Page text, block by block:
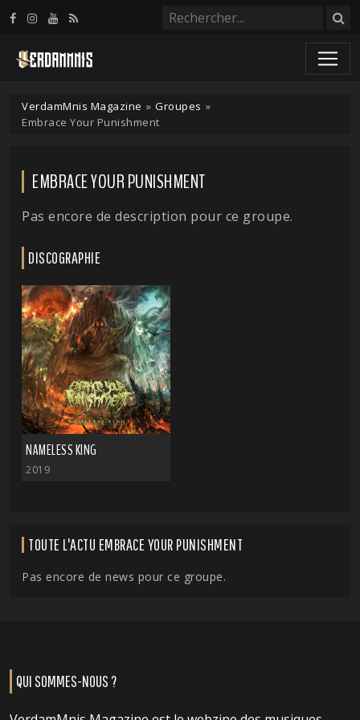
VerdamMnis Magazine » Groupes »
Embrace Your Punishment
EMBRACE YOUR PUNISHMENT
Pas encore de description pour ce groupe.
DISCOGRAPHIE
NAMELESS KING
2019
TOUTE L'ACTU EMBRACE YOUR PUNISHMENT
Pas encore de news pour ce groupe.
QUI SOMMES-NOUS ?
Panneau de gestion des cookies